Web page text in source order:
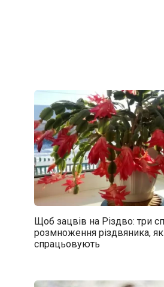
Щоб зацвів на Різдво: три
розмноження різдвяника,
спрацьовують